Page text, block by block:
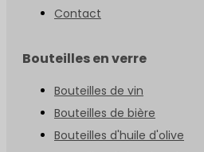
Contact
Bouteilles en verre
Bouteilles de vin
Bouteilles de bière
Bouteilles d'huile d'olive